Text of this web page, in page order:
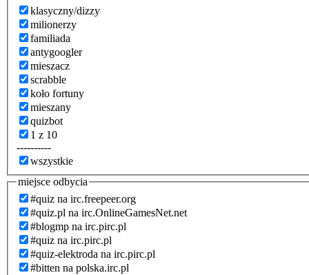
klasyczny/dizzy
milionerzy
familiada
antygoogler
mieszacz
scrabble
koło fortuny
mieszany
quizbot
1 z 10
----------
wszystkie
miejsce odbycia
#quiz na irc.freepeer.org
#quiz.pl na irc.OnlineGamesNet.net
#blogmp na irc.pirc.pl
#quiz na irc.pirc.pl
#quiz-elektroda na irc.pirc.pl
#bitten na polska.irc.pl